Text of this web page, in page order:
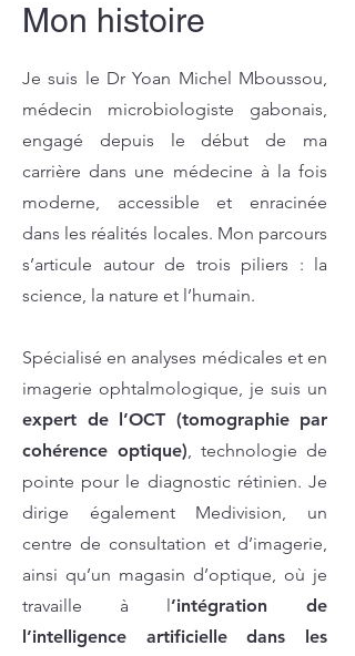
Mon histoire
Je suis le Dr Yoan Michel Mboussou,
médecin microbiologiste gabonais,
engagé depuis le début de ma
carrière dans une médecine à la fois
moderne, accessible et enracinée
dans les réalités locales. Mon parcours
s’articule autour de trois piliers : la
science, la nature et l’humain.
Spécialisé en analyses médicales et en
imagerie ophtalmologique, je suis un
expert de l’OCT (tomographie par
cohérence optique), technologie de
pointe pour le diagnostic rétinien. Je
dirige également Medivision, un
centre de consultation et d’imagerie,
ainsi qu’un magasin d’optique, où je
travaille à l’intégration de
l’intelligence artificielle dans les